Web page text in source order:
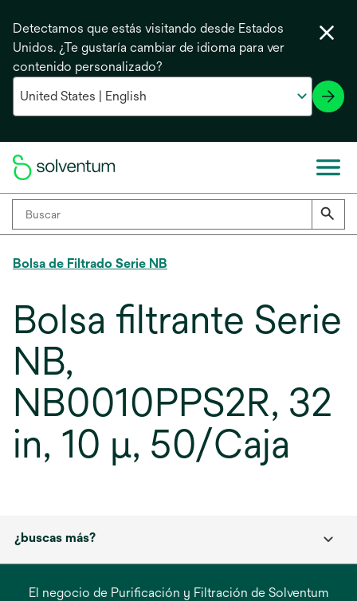
Detectamos que estás visitando desde Estados
Unidos. ¿Te gustaría cambiar de idioma para ver
contenido personalizado?
Bolsa de Filtrado Serie NB
Bolsa filtrante Serie
NB,
NB0010PPS2R, 32
in, 10 μ, 50/Caja
¿buscas más?
El negocio de Purificación y Filtración de Solventum